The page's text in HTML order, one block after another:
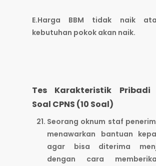
E.Harga BBM tidak naik
kebutuhan pokok akan naik.
Tes Karakteristik Pribadi
Soal CPNS (10 Soal)
Seorang oknum staf
menawarkan bantuan
agar bisa diterima
dengan cara